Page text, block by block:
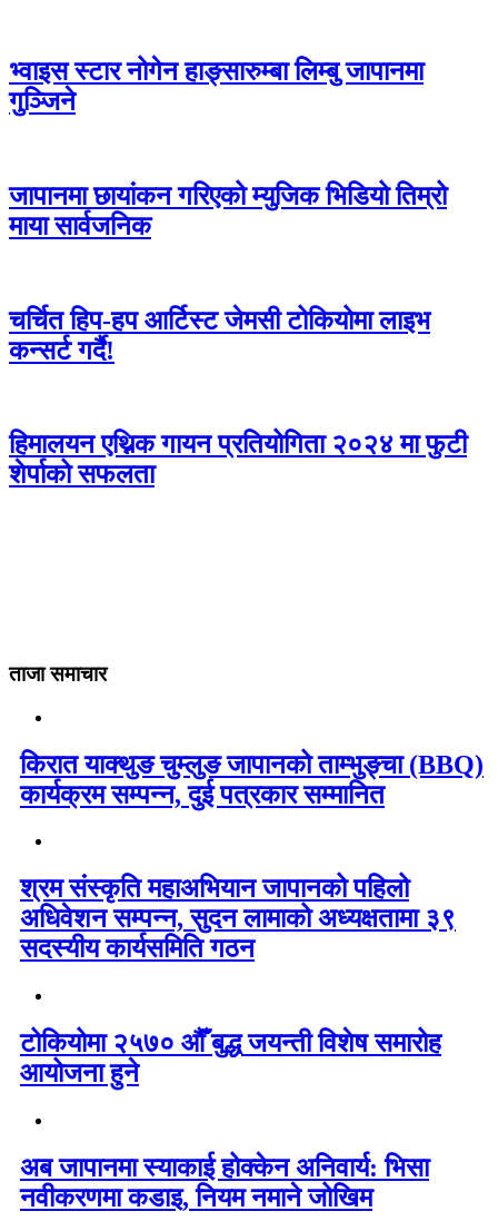
भ्वाइस स्टार नोगेन हाङ्सारुम्बा लिम्बु जापानमा
गुञ्जिने
जापानमा छायांकन गरिएको म्युजिक भिडियो तिम्रो
माया सार्वजनिक
चर्चित हिप-हप आर्टिस्ट जेमसी टोकियोमा लाइभ
कन्सर्ट गर्दै!
हिमालयन एथ्निक गायन प्रतियोगिता २०२४ मा फुटी
शेर्पाको सफलता
ताजा समाचार
किरात याक्थुङ चुम्लुङ जापानको ताम्भुङ्चा (BBQ)
कार्यक्रम सम्पन्न, दुई पत्रकार सम्मानित
श्रम संस्कृति महाअभियान जापानको पहिलो
अधिवेशन सम्पन्न, सुदन लामाको अध्यक्षतामा ३९
सदस्यीय कार्यसमिति गठन
टोकियोमा २५७० औँ बुद्ध जयन्ती विशेष समारोह
आयोजना हुने
अब जापानमा स्याकाई होक्केन अनिवार्य: भिसा
नवीकरणमा कडाइ, नियम नमाने जोखिम